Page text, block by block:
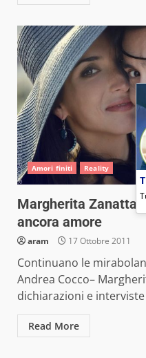
Amori finiti Reality
Margherita Zanatta
ancora amore
aram 17 Ottobre 2011
Continuano le
Andrea Cocco–
dichiarazioni e
Read More